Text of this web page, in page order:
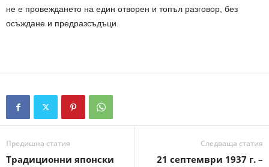
не е провеждането на един отворен и топъл разговор, без
осъждане и предразсъдъци.
Предишна статия
Традиционни японски
Следваща статия
21 септември 1937 г. –